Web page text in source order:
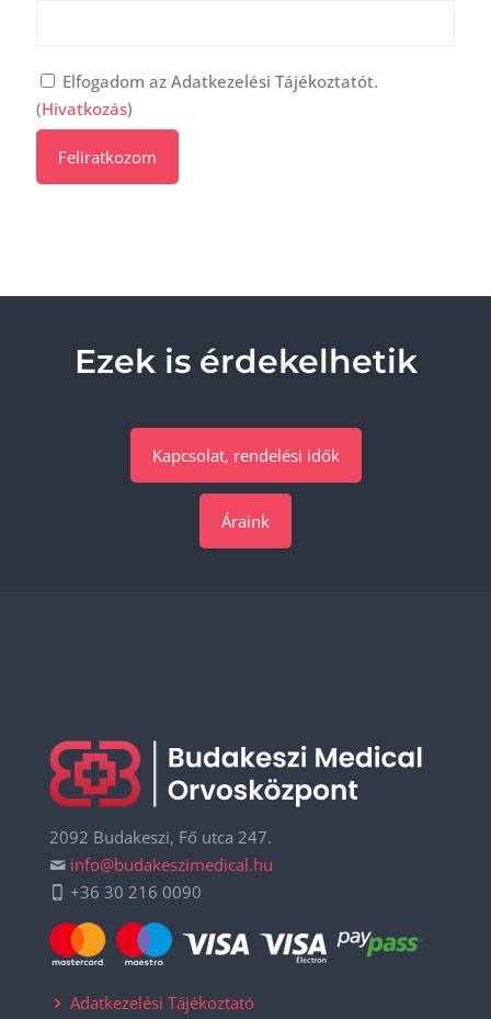
Elfogadom az Adatkezelési Tájékoztatót.
(Hivatkozás)
Ezek is érdekelhetik
Kapcsolat, rendelési idők
Áraink
2092 Budakeszi, Fő utca 247.
info@budakeszimedical.hu
+36 30 216 0090
Adatkezelési Tájékoztató